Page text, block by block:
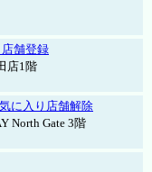
舗登録
店1階
に入り店舗解除
North Gate 3階